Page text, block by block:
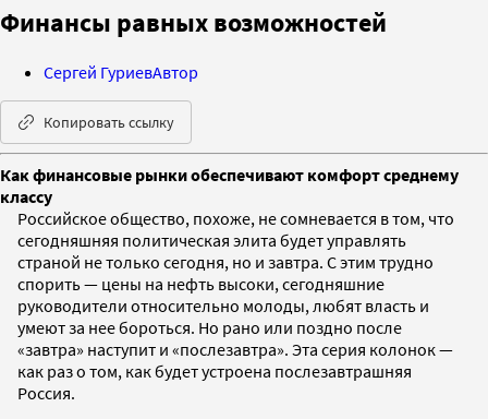
Финансы равных возможностей
Сергей ГуриевАвтор
Копировать ссылку
Как финансовые рынки обеспечивают комфорт среднему
классу
Российское общество, похоже, не сомневается в том, что
сегодняшняя политическая элита будет управлять
страной не только сегодня, но и завтра. С этим трудно
спорить — цены на нефть высоки, сегодняшние
руководители относительно молоды, любят власть и
умеют за нее бороться. Но рано или поздно после
«завтра» наступит и «послезавтра». Эта серия колонок —
как раз о том, как будет устроена послезавтрашняя
Россия.